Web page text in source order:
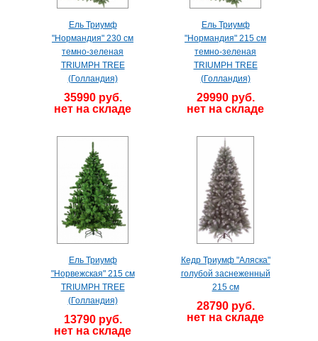
Ель Триумф
"Нормандия" 230 см
темно-зеленая
TRIUMPH TREE
(Голландия)
35990 руб.
нет на складе
Ель Триумф
"Нормандия" 215 см
темно-зеленая
TRIUMPH TREE
(Голландия)
29990 руб.
нет на складе
Ель Триумф
"Норвежская" 215 см
TRIUMPH TREE
(Голландия)
13790 руб.
нет на складе
Кедр Триумф "Аляска"
голубой заснеженный
215 см
28790 руб.
нет на складе